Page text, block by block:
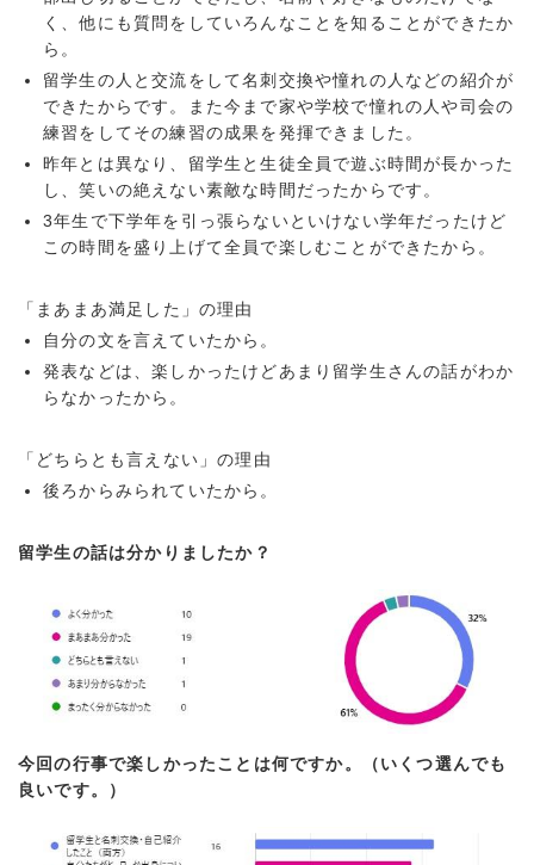
く、他にも質問をしていろんなことを知ることができたか
ら。
留学生の人と交流をして名刺交換や憧れの人などの紹介が
できたからです。また今まで家や学校で憧れの人や司会の
練習をしてその練習の成果を発揮できました。
昨年とは異なり、留学生と生徒全員で遊ぶ時間が長かった
し、笑いの絶えない素敵な時間だったからです。
3年生で下学年を引っ張らないといけない学年だったけど
この時間を盛り上げて全員で楽しむことができたから。
「まあまあ満足した」の理由
自分の文を言えていたから。
発表などは、楽しかったけどあまり留学生さんの話がわか
らなかったから。
「どちらとも言えない」の理由
後ろからみられていたから。
留学生の話は分かりましたか？
今回の行事で楽しかったことは何ですか。（いくつ選んでも
良いです。）